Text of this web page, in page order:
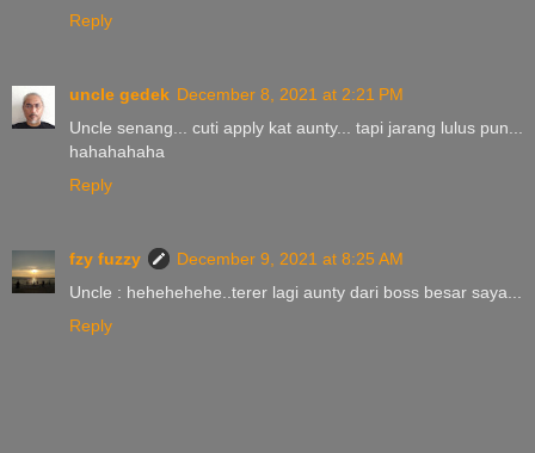
Reply
uncle gedek December 8, 2021 at 2:21 PM
Uncle senang... cuti apply kat aunty... tapi jarang lulus pun...
hahahahaha
Reply
fzy fuzzy
December 9, 2021 at 8:25 AM
Uncle : hehehehehe..terer lagi aunty dari boss besar saya...
Reply